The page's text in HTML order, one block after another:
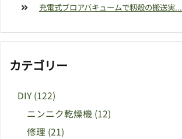
充電式ブロアバキュームで籾殻の搬送実...
カテゴリー
DIY (122)
ニンニク乾燥機 (12)
修理 (21)